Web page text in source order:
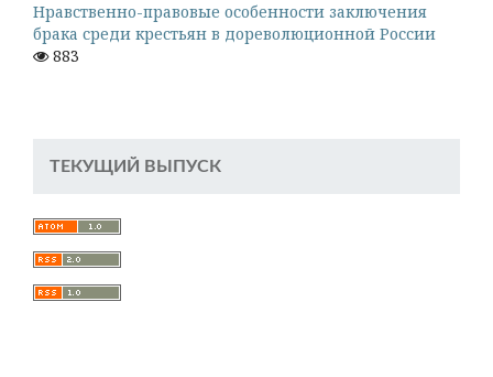
Нравственно-правовые особенности заключения
брака среди крестьян в дореволюционной России
883
ТЕКУЩИЙ ВЫПУСК